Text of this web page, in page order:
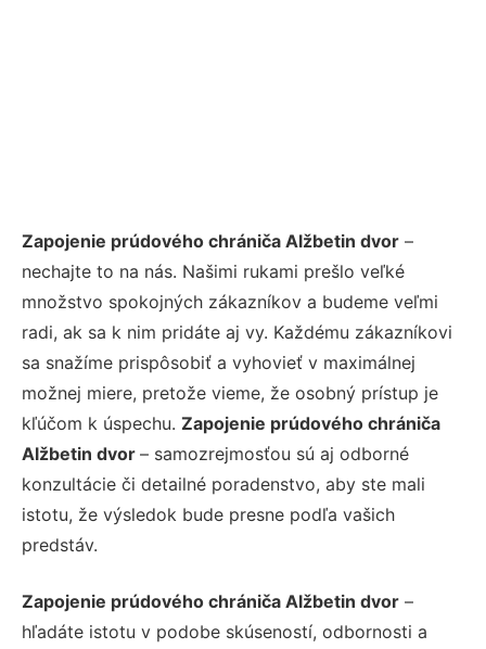
Zapojenie prúdového chrániča Alžbetin dvor –
nechajte to na nás. Našimi rukami prešlo veľké
množstvo spokojných zákazníkov a budeme veľmi
radi, ak sa k nim pridáte aj vy. Každému zákazníkovi
sa snažíme prispôsobiť a vyhovieť v maximálnej
možnej miere, pretože vieme, že osobný prístup je
kľúčom k úspechu. Zapojenie prúdového chrániča
Alžbetin dvor – samozrejmosťou sú aj odborné
konzultácie či detailné poradenstvo, aby ste mali
istotu, že výsledok bude presne podľa vašich
predstáv.
Zapojenie prúdového chrániča Alžbetin dvor –
hľadáte istotu v podobe skúseností, odbornosti a